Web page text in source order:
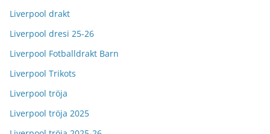
Liverpool drakt
Liverpool dresi 25-26
Liverpool Fotballdrakt Barn
Liverpool Trikots
Liverpool tröja
Liverpool tröja 2025